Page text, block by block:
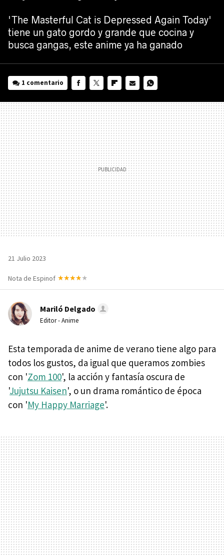
'The Masterful Cat is Depressed Again Today'
tiene un gato gordo y grande que cocina y
busca gangas, este anime ya ha ganado
1 comentario
MAIL
21 Julio 2023
Nota de Espinof
Mariló Delgado
Editor - Anime
Esta temporada de anime de verano tiene algo para
todos los gustos, da igual que queramos zombies
con 'Zom 100', la acción y fantasía oscura de
'Jujutsu Kaisen', o un drama romántico de época
con 'My Happy Marriage'.